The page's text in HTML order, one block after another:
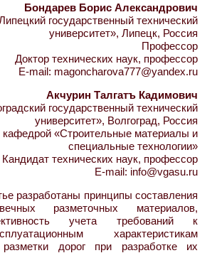
Бондарев Борис Александрович
государственный технический
университет», Липецк, Россия
Профессор
Доктор технических наук, профессор
E-mail: magoncharova777@yandex.ru
Акчурин Талгатъ Кадимович
государственный технический
университет», Волгоград, Россия
«Строительные материалы и
специальные технологии»
Кандидат технических наук, профессор
E-mail: info@vgasu.ru
разработаны принципы составления
разметочных материалов,
учета требований к
характеристикам
дорог при разработке их